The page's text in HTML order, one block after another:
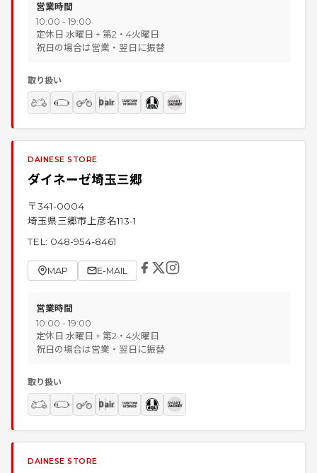
営業時間
10:00 - 19:00
定休日 水曜日 + 第2・4火曜日
祝日の場合は営業・翌日に振替
取り扱い
DAINESE STORE
ダイネーゼ埼玉三郷
〒341-0004
埼玉県三郷市上彦名113-1
TEL: 048-954-8461
MAP E-MAIL
営業時間
10:00 - 19:00
定休日 水曜日 + 第2・4火曜日
祝日の場合は営業・翌日に振替
取り扱い
DAINESE STORE